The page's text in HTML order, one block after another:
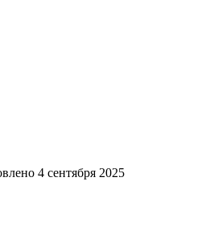
4 сентября 2025